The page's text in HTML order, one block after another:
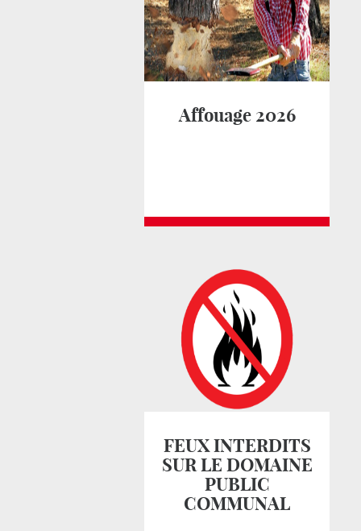
Affouage 2026
FEUX INTERDITS
SUR LE DOMAINE
PUBLIC
COMMUNAL